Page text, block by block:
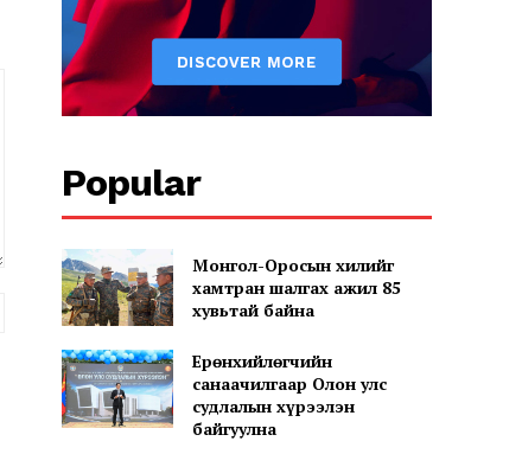
хуудас:
Popular
Монгол-Оросын хилийг
хамтран шалгах ажил 85
хувьтай байна
Ерөнхийлөгчийн
санаачилгаар Олон улс
судлалын хүрээлэн
байгуулна